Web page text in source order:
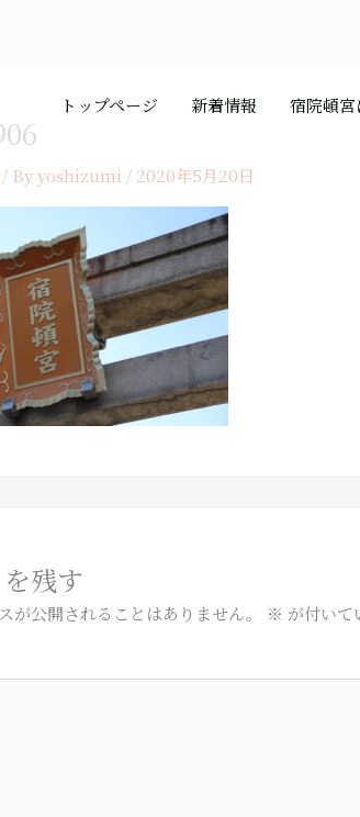
トップページ 新着情報 宿院頓
/ Byyoshizumi / 2020年5月20日
残す
が公開されることはありません。 ※ が付いて